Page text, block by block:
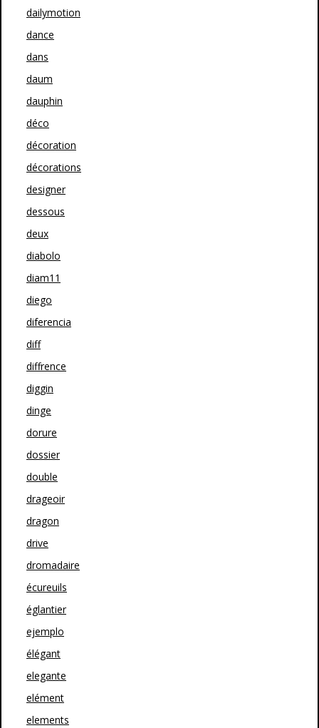
dailymotion
dance
dans
daum
dauphin
déco
décoration
décorations
designer
dessous
deux
diabolo
diam11
diego
diferencia
diff
diffrence
diggin
dinge
dorure
dossier
double
drageoir
dragon
drive
dromadaire
écureuils
églantier
ejemplo
élégant
elegante
elément
elements